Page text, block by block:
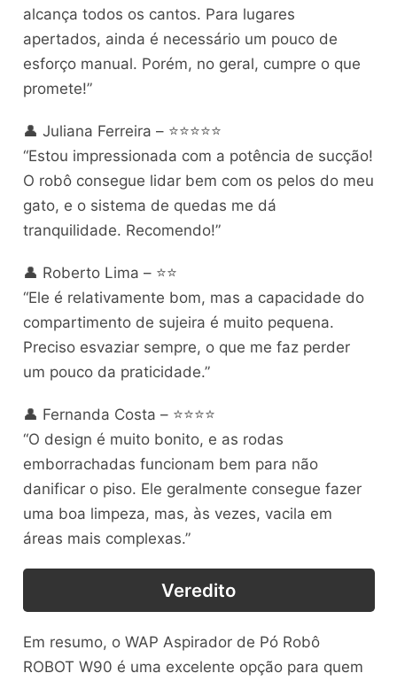
alcança todos os cantos. Para lugares
apertados, ainda é necessário um pouco de
esforço manual. Porém, no geral, cumpre o que
promete!”
👤 Juliana Ferreira – ⭐⭐⭐⭐⭐
“Estou impressionada com a potência de sucção!
O robô consegue lidar bem com os pelos do meu
gato, e o sistema de quedas me dá
tranquilidade. Recomendo!”
👤 Roberto Lima – ⭐⭐
“Ele é relativamente bom, mas a capacidade do
compartimento de sujeira é muito pequena.
Preciso esvaziar sempre, o que me faz perder
um pouco da praticidade.”
👤 Fernanda Costa – ⭐⭐⭐⭐
“O design é muito bonito, e as rodas
emborrachadas funcionam bem para não
danificar o piso. Ele geralmente consegue fazer
uma boa limpeza, mas, às vezes, vacila em
áreas mais complexas.”
Veredito
Em resumo, o WAP Aspirador de Pó Robô
ROBOT W90 é uma excelente opção para quem